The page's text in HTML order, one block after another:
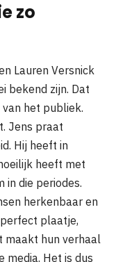
zo
Lauren Versnick
bekend zijn. Dat
het publiek.
Jens praat
Hij heeft in
heeft met
in die periodes.
herkenbaar en
plaatje,
maakt hun verhaal
media. Het is dus